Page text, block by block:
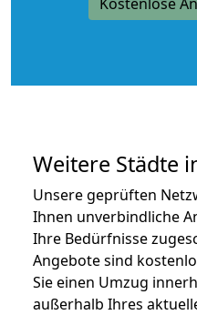
Weitere Städte
Unsere geprüften
Ihnen unverbindliche
Ihre Bedürfnisse
Angebote sind
Sie einen Umzug
außerhalb Ihres